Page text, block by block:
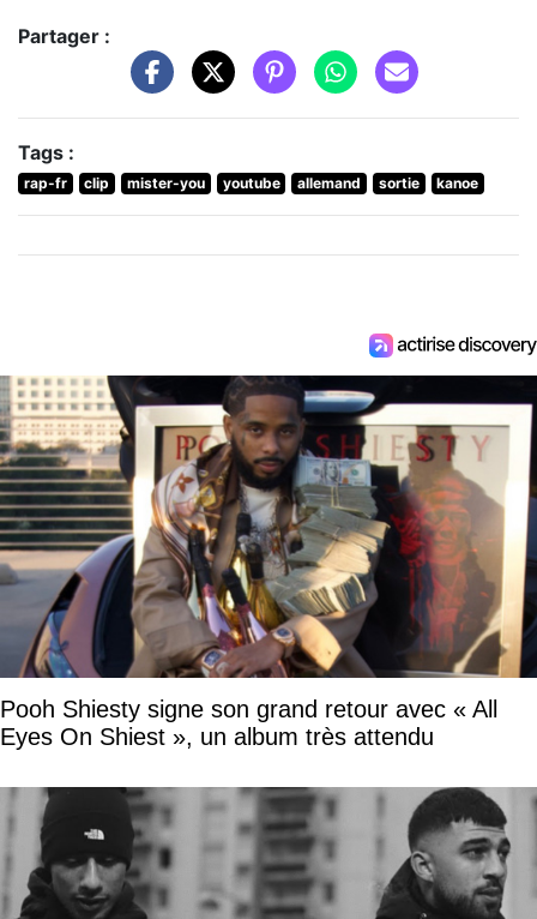
Partager :
Tags :
rap-fr clip mister-you youtube allemand sortie kanoe
Pooh Shiesty signe son grand retour avec « All
Eyes On Shiest », un album très attendu